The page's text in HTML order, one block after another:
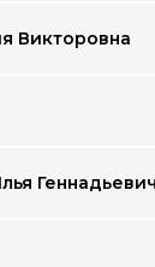
Викторовна
Геннадьевич